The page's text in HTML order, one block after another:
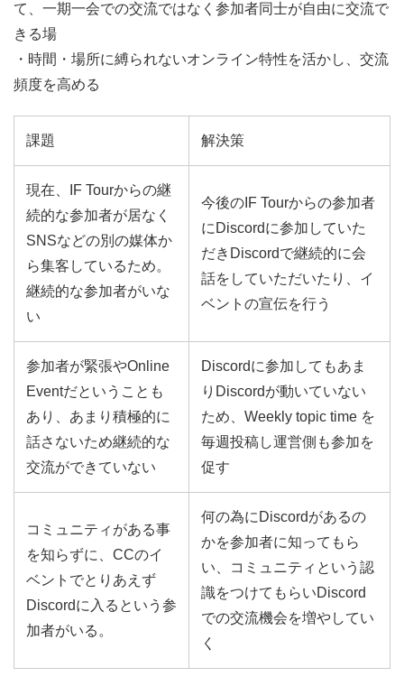
て、一期一会での交流ではなく参加者同士が自由に交流で
きる場
・時間・場所に縛られないオンライン特性を活かし、交流
頻度を高める
課題 解決策
現在、IF Tourからの継
続的な参加者が居なく
SNSなどの別の媒体か
ら集客しているため。
継続的な参加者がいな
い
今後のIF Tourからの参加者
にDiscordに参加していた
だきDiscordで継続的に会
話をしていただいたり、イ
ベントの宣伝を行う
参加者が緊張やOnline
Eventだということも
あり、あまり積極的に
話さないため継続的な
交流ができていない
Discordに参加してもあま
りDiscordが動いていない
ため、Weekly topic time を
毎週投稿し運営側も参加を
促す
コミュニティがある事
を知らずに、CCのイ
ベントでとりあえず
Discordに入るという参
加者がいる。
何の為にDiscordがあるの
かを参加者に知ってもら
い、コミュニティという認
識をつけてもらいDiscord
での交流機会を増やしてい
く